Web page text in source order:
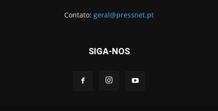
Contato: geral@pressnet.pt
SIGA-NOS